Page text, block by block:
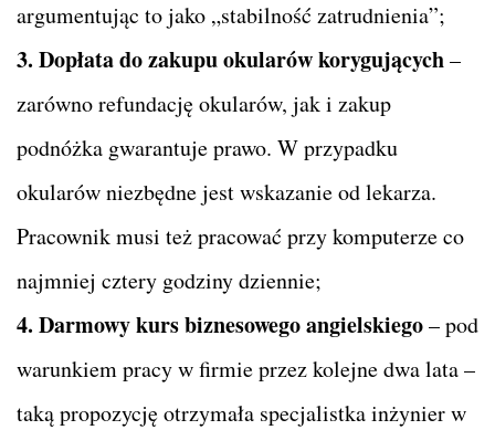
argumentując to jako „stabilność zatrudnienia”;
3. Dopłata do zakupu okularów korygujących–
zarówno refundację okularów, jak i zakup
podnóżka gwarantuje prawo. W przypadku
okularów niezbędne jest wskazanie od lekarza.
Pracownik musi też pracować przy komputerze co
najmniej cztery godziny dziennie;
4. Darmowy kurs biznesowego angielskiego– pod
warunkiem pracy w firmie przez kolejne dwa lata –
taką propozycję otrzymała specjalistka inżynier w